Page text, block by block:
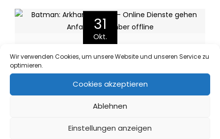
Wir verwenden Cookies, um unsere Website und unseren Service zu
optimieren.
Cookies akzeptieren
Ablehnen
Einstellungen anzeigen
31
Okt.
By admin